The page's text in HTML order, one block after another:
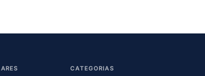
CATEGORIAS